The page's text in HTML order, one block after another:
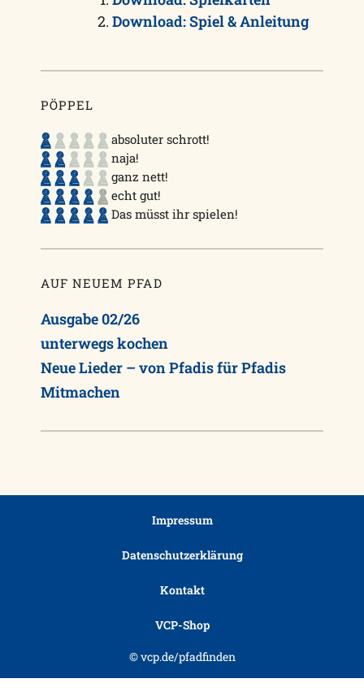
Download: Spiel & Anleitung
PÖPPEL
absoluter schrott!
naja!
ganz nett!
echt gut!
Das müsst ihr spielen!
AUF NEUEM PFAD
Ausgabe 02/26
unterwegs kochen
Neue Lieder – von Pfadis für Pfadis
Mitmachen
Impressum
Datenschutzerklärung
Kontakt
VCP-Shop
© vcp.de/pfadfinden